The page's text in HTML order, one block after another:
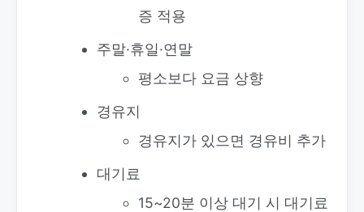
증 적용
주말·휴일·연말
평소보다 요금 상향
경유지
경유지가 있으면 경유비 추가
대기료
15~20분 이상 대기 시 대기료